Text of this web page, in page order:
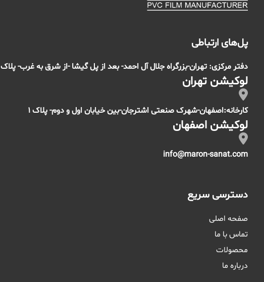
پل‌های ارتباطی
دفتر مرکزی: تهران-بزرگراه جلال آل احمد- بعد از پل گیشا -از شرق به غرب- پلاک 103- طبقه 5
لوکیشن تهران
کارخانه:اصفهان-شهرک صنعتی اشترجان-بین خیابان اول و دوم- پلاک 1
لوکیشن اصفهان
info@maron-sanat.com
دسترسی سریع
صفحه اصلی
تماس با ما
محصولات
درباره ما